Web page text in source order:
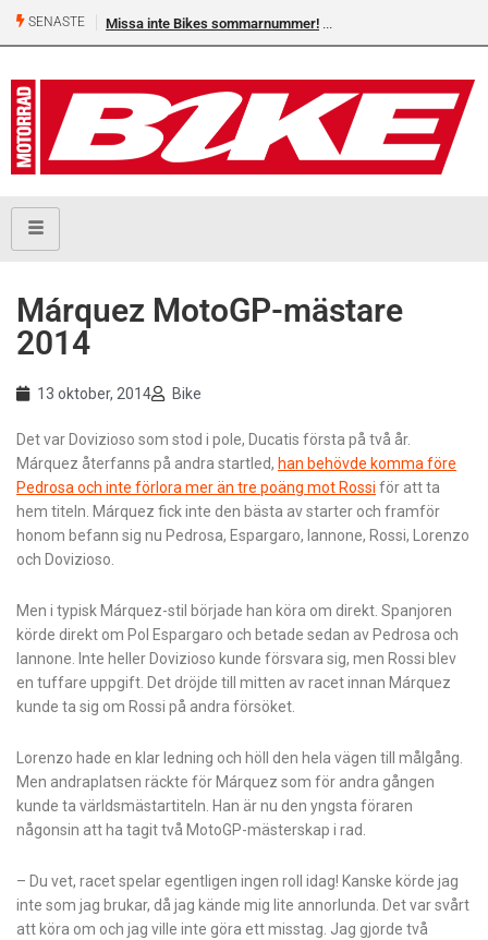
SENASTE Missa inte Bikes sommarnummer!
Márquez MotoGP-mästare
2014
13 oktober, 2014 Bike
Det var Dovizioso som stod i pole, Ducatis första på två år.
Márquez återfanns på andra startled, han behövde komma före
Pedrosa och inte förlora mer än tre poäng mot Rossi för att ta
hem titeln. Márquez fick inte den bästa av starter och framför
honom befann sig nu Pedrosa, Espargaro, Iannone, Rossi, Lorenzo
och Dovizioso.
Men i typisk Márquez-stil började han köra om direkt. Spanjoren
körde direkt om Pol Espargaro och betade sedan av Pedrosa och
Iannone. Inte heller Dovizioso kunde försvara sig, men Rossi blev
en tuffare uppgift. Det dröjde till mitten av racet innan Márquez
kunde ta sig om Rossi på andra försöket.
Lorenzo hade en klar ledning och höll den hela vägen till målgång.
Men andraplatsen räckte för Márquez som för andra gången
kunde ta världsmästartiteln. Han är nu den yngsta föraren
någonsin att ha tagit två MotoGP-mästerskap i rad.
– Du vet, racet spelar egentligen ingen roll idag! Kanske körde jag
inte som jag brukar, då jag kände mig lite annorlunda. Det var svårt
att köra om och jag ville inte göra ett misstag. Jag gjorde två